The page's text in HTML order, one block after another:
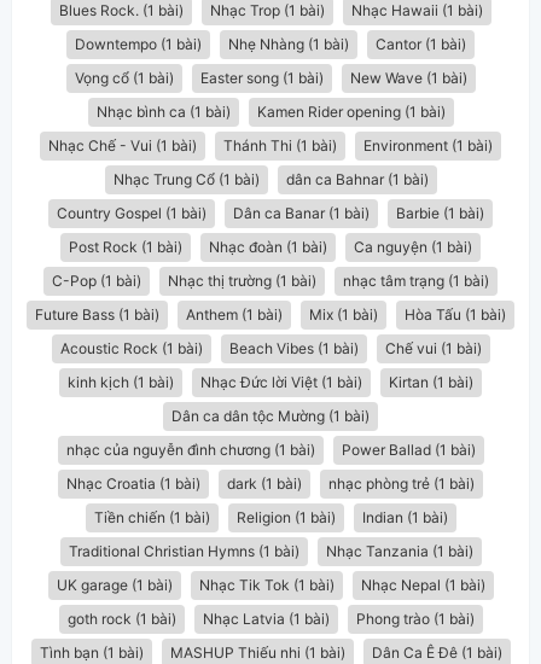
Blues Rock. (1 bài)
Nhạc Trop (1 bài)
Nhạc Hawaii (1 bài)
Downtempo (1 bài)
Nhẹ Nhàng (1 bài)
Cantor (1 bài)
Vọng cổ (1 bài)
Easter song (1 bài)
New Wave (1 bài)
Nhạc bình ca (1 bài)
Kamen Rider opening (1 bài)
Nhạc Chế - Vui (1 bài)
Thánh Thi (1 bài)
Environment (1 bài)
Nhạc Trung Cổ (1 bài)
dân ca Bahnar (1 bài)
Country Gospel (1 bài)
Dân ca Banar (1 bài)
Barbie (1 bài)
Post Rock (1 bài)
Nhạc đoàn (1 bài)
Ca nguyện (1 bài)
C-Pop (1 bài)
Nhạc thị trường (1 bài)
nhạc tâm trạng (1 bài)
Future Bass (1 bài)
Anthem (1 bài) Mix (1 bài)
Hòa Tấu (1 bài)
Acoustic Rock (1 bài)
Beach Vibes (1 bài)
Chế vui (1 bài)
kinh kịch (1 bài)
Nhạc Đức lời Việt (1 bài)
Kirtan (1 bài)
Dân ca dân tộc Mường (1 bài)
nhạc của nguyễn đình chương (1 bài)
Power Ballad (1 bài)
Nhạc Croatia (1 bài)
dark (1 bài)
nhạc phòng trẻ (1 bài)
Tiền chiến (1 bài)
Religion (1 bài)
Indian (1 bài)
Traditional Christian Hymns (1 bài)
Nhạc Tanzania (1 bài)
UK garage (1 bài)
Nhạc Tik Tok (1 bài)
Nhạc Nepal (1 bài)
goth rock (1 bài)
Nhạc Latvia (1 bài)
Phong trào (1 bài)
Tình bạn (1 bài)
MASHUP Thiếu nhi (1 bài)
Dân Ca Ê Đê (1 bài)